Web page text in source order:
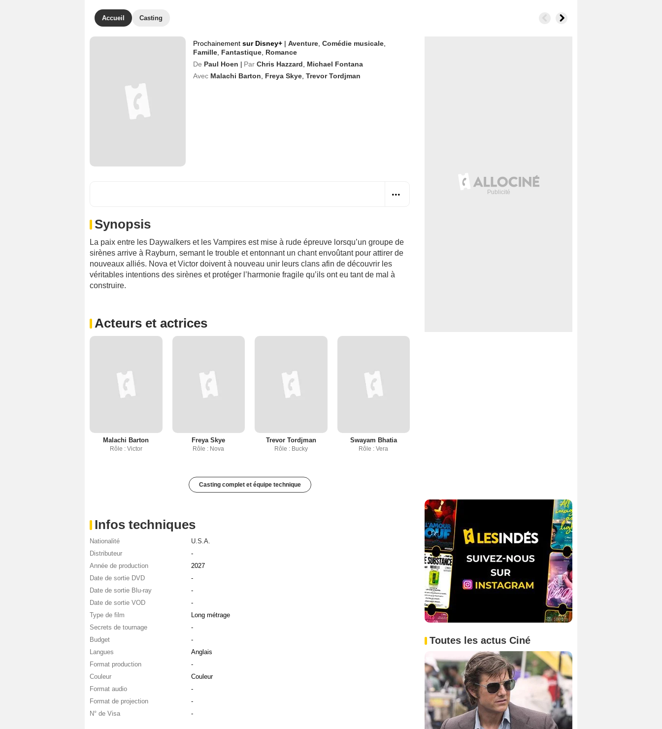
Accueil Casting
Prochainement sur Disney+ | Aventure Comédie musicale
Famille Fantastique Romance
De Paul Hoen Par Chris Hazzard
Michael Fontana
Avec Malachi Barton Freya Skye Trevor Tordjman
Synopsis
La paix entre les Daywalkers et les Vampires est mise à rude épreuve lorsqu’un groupe de
sirènes arrive à Rayburn, semant le trouble et entonnant un chant envoûtant pour attirer de
nouveaux alliés. Nova et Victor doivent à nouveau unir leurs clans afin de découvrir les
véritables intentions des sirènes et protéger l’harmonie fragile qu’ils ont eu tant de mal à
construire.
Acteurs et actrices
Malachi Barton
Rôle : Victor
Freya Skye
Rôle : Nova
Trevor Tordjman
Rôle : Bucky
Swayam Bhatia
Rôle : Vera
Casting complet et équipe technique
Infos techniques
Nationalité
U.S.A.
Distributeur
-
Année de production
2027
Date de sortie DVD
-
Date de sortie Blu-ray
-
Date de sortie VOD
-
Type de film
Long métrage
Secrets de tournage
-
Budget
-
Langues
Anglais
Format production
-
Couleur
Couleur
Format audio
-
Format de projection
-
N° de Visa
-
Toutes les actus Ciné